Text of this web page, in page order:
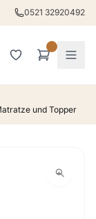
0521 32920492
und Topper